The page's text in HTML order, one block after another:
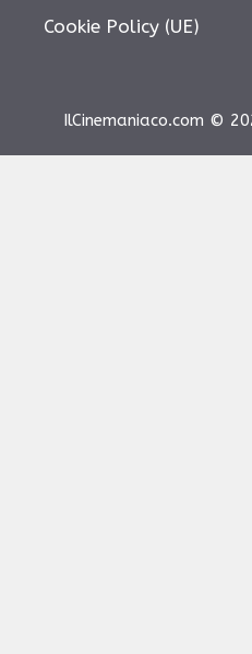
Cookie Policy (UE)
IlCinemaniaco.com ©